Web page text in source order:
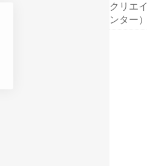
クリエ
ンター）